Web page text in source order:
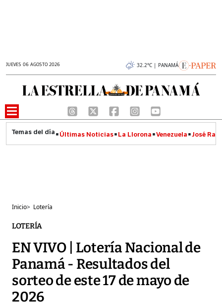
JUEVES 06 AGOSTO 2026 32.2°C | PANAMÁ
Últimas Noticias La Llorona Venezuela José
Inicio> Lotería
LOTERÍA
EN VIVO | Lotería Nacional de
Panamá - Resultados del
sorteo de este 17 de mayo de
2026